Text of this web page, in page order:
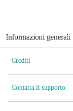
Informazioni generali
Crediti
Contatta il supporto